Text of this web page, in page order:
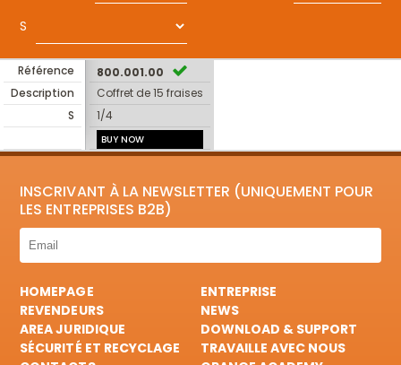
S
Référence
Description
S
800.001.00
Coffret de 15 fraises
1/4
BUY NOW
INSCRIVANT À LA NEWSLETTER (UNIQUEMENT POUR
LES ENTREPRISES B2B)
HOMEPAGE
ENTREPRISE
REVENDEURS
NEWS
AREA JURIDIQUE
DOWNLOAD & SUPPORT
SÉCURITÉ ET RECYCLAGE
TRAVAILLE AVEC NOUS